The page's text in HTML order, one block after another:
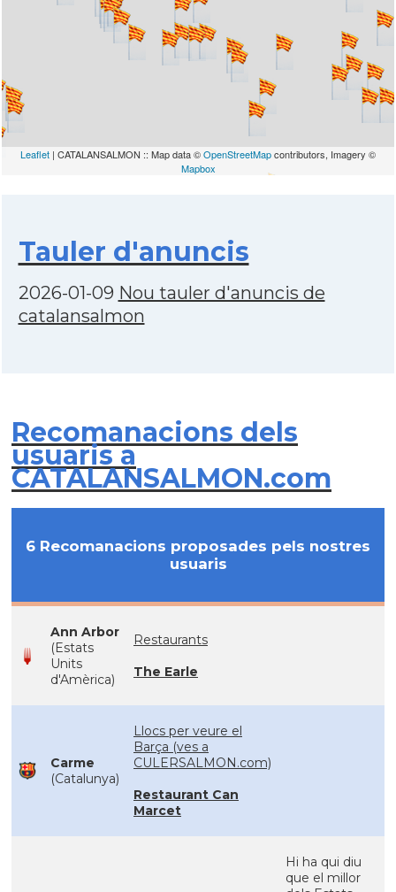
Leaflet | CATALANSALMON :: Map data ©OpenStreetMapcontributors, Imagery ©
Mapbox
Tauler d'anuncis
2026-01-09 Nou tauler d'anuncis de
catalansalmon
Recomanacions dels
usuaris a
CATALANSALMON.com
6 Recomanacions proposades pels nostres
usuaris
Ann Arbor
(Estats
Units
d'Amèrica)
Restaurants
The Earle
Carme
(Catalunya)
Llocs per veure el
Barça (ves a
CULERSALMON.com)
Restaurant Can
Marcet
Hi ha qui diu
que el millor